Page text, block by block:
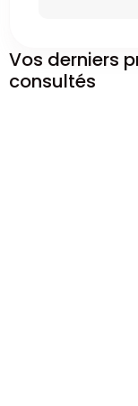
Vos derniers
consultés